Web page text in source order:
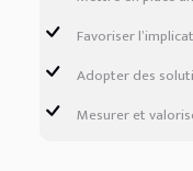
Favoriser
Adopter des
Mesurer et